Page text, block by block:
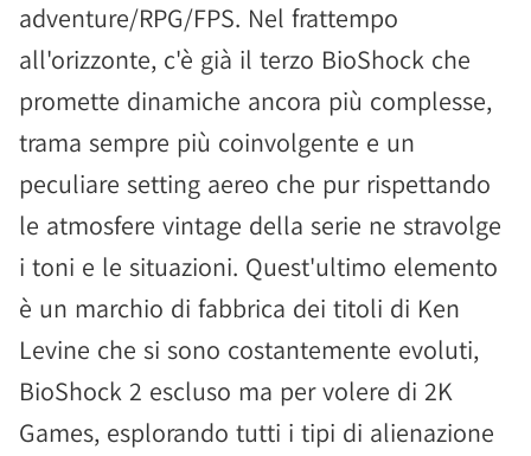
adventure/RPG/FPS. Nel frattempo
all'orizzonte, c'è già il terzo BioShock che
promette dinamiche ancora più complesse,
trama sempre più coinvolgente e un
peculiare setting aereo che pur rispettando
le atmosfere vintage della serie ne stravolge
i toni e le situazioni. Quest'ultimo elemento
è un marchio di fabbrica dei titoli di Ken
Levine che si sono costantemente evoluti,
BioShock 2 escluso ma per volere di 2K
Games, esplorando tutti i tipi di alienazione